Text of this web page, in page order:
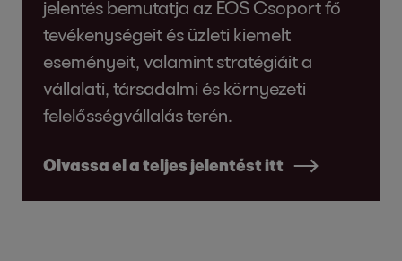
jelentés bemutatja az EOS Csoport fő
tevékenységeit és üzleti kiemelt
eseményeit, valamint stratégiáit a
vállalati, társadalmi és környezeti
felelősségvállalás terén.
Olvassa el a teljes jelentést itt